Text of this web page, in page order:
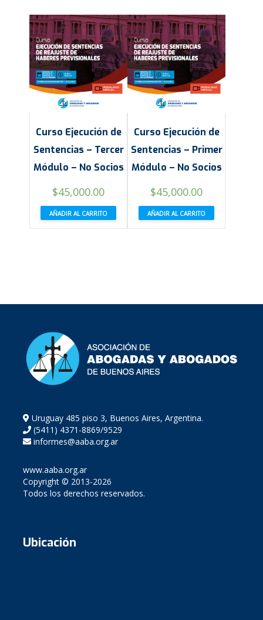
Curso Ejecución de
Sentencias – Tercer
Módulo – No Socios
$45,000.00
AÑADIR AL CARRITO
Curso Ejecución de
Sentencias – Primer
Módulo – No Socios
$45,000.00
AÑADIR AL CARRITO
Uruguay 485 piso 3, Buenos Aires, Argentina.
(5411) 4371-8869/9529
informes@aaba.org.ar
www.aaba.org.ar
Copyright © 2013-2026
Todos los derechos reservados.
Ubicación